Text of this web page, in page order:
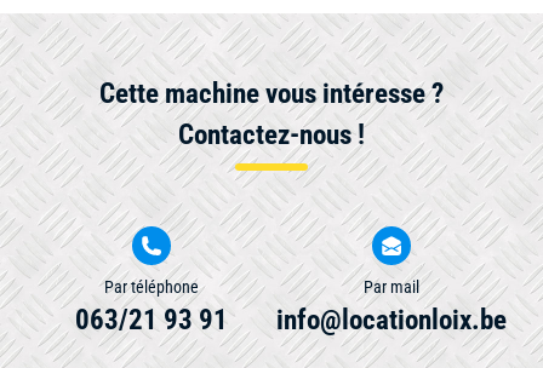
Cette machine vous intéresse ?
Contactez-nous !
Par téléphone
063/21 93 91
Par mail
info@locationloix.be